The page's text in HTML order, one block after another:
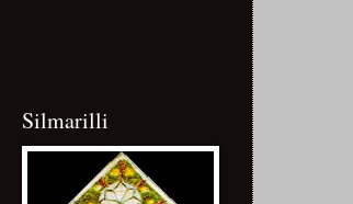
Silmarilli